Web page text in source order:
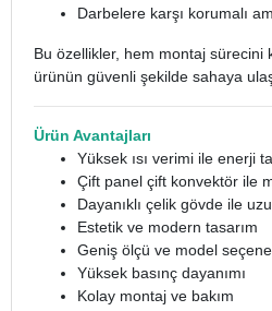
Darbelere karşı korumalı
Bu özellikler, hem montaj sürecini
ürünün güvenli şekilde sahaya
Ürün Avantajları
Yüksek ısı verimi ile enerji
Çift panel çift konvektör ile
Dayanıklı çelik gövde ile
Estetik ve modern tasarım
Geniş ölçü ve model
Yüksek basınç dayanımı
Kolay montaj ve bakım